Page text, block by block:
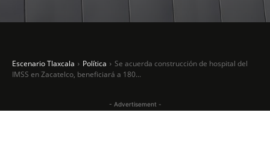
Escenario Tlaxcala Política
Se acuerda construcción de hospital del
IMSS en Zacatelco, beneficiará a 180...
- Advertisement -